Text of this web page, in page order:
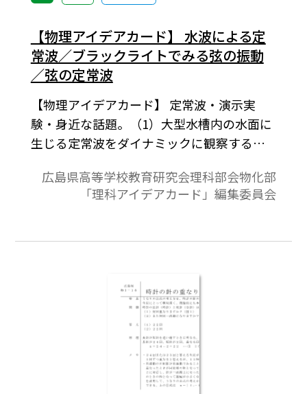
島県高等学校教育研究会理科部会物化部
「理科アイデアカード」編集委員会 物理班
作成「理科アイデアカード・物理編第Ⅲ集」
より。
【物理アイデアカード】 水波による定
常波／ブラックライトでみる弦の振動
／弦の定常波
【物理アイデアカード】 定常波・演示実
験・身近な話題。（1）大型水槽内の水面に
生じる定常波をダイナミックに観察するこ
を理解させる。（2）弦の振動特に定常波を
効果的に観察できる。（3）ギターを使っ
倍音）を聴き，定常波の波長と振動数の関
教育研究会理科部会物化部「理科アイデア
カード」編集委員会 物理班作成「理科アイ
デアカード・物理編第Ⅲ集」より。
広島県高等学校教育研究会理科部会物化部
「理科アイデアカード」編集委員会